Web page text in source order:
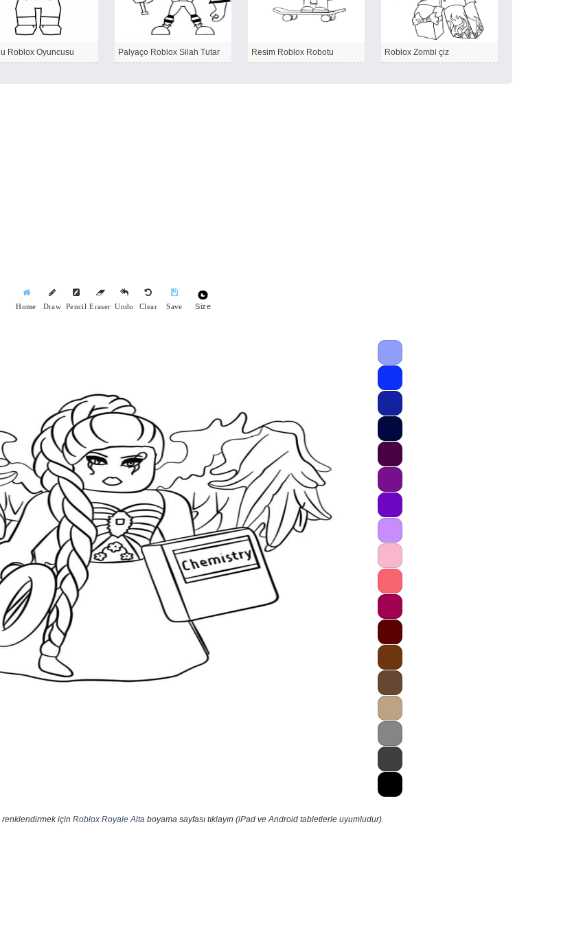
Roblox Oyuncusu Palyaço Roblox Silah Tutar Resim Roblox Robotu Roblox Zombi çiz
Home Draw Pencil Eraser Undo Clear Save Size
renklendirmek için Roblox Royale Altaboyama sayfası tıklayın (iPad ve Android tabletlerle uyumludur).